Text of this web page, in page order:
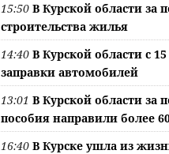
15:50 В Курской области за
строительства жилья
14:40 В Курской области с
заправки автомобилей
13:01 В Курской области за
пособия направили более
16:40 В Курске ушла из